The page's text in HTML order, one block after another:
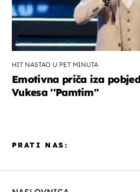
HIT NASTAO U PET MINUTA
Emotivna priča iza
Vukesa ''Pamtim''
PRATI NAS: